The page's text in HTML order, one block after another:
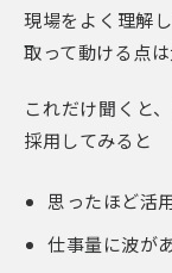
現場をよく理解
取って動ける点は
これだけ聞くと
採用してみると
思ったほど活
仕事量に波が